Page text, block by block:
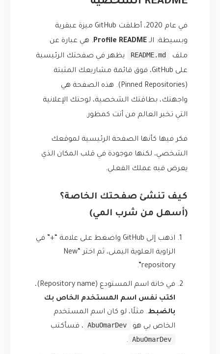
في عام 2020، أطلقت GitHub ميزة عبقرية
وبسيطة: الـ Profile README. هي عبارة عن
ملف
README.md
يظهر في صفحتك الرئيسية
على GitHub، فوق قائمة مشاريعك المثبتة
(Pinned Repositories). هذه الصفحة هي
واجهتك، بطاقتك الشخصية، لوحتك الإعلانية
التي تخبر العالم من أنت كمطور.
فكر فيها كأنها الصفحة الرئيسية لموقعك
الشخصي، لكنها موجودة في قلب المكان الذي
يعرض فيه عملك الفعلي.
كيف تنشئ صفحتك الخاصة؟
(أسهل من شرب المي)
اذهب إلى GitHub واضغط على علامة “+” في
الزاوية العلوية اليمنى، ثم اختر “New
repository”.
في خانة اسم المستودع (Repository name)،
اكتب نفس اسم المستخدم الخاص بك
بالضبط. مثلًا، لو كان اسم المستخدم
الخاص بي هو
AbuOmarDev ، فسأكتب
AbuOmarDev
.